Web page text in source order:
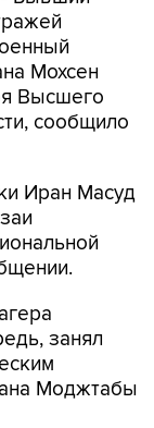
Мохсен
Высшего
сообщило
Иран Масуд
занял
Моджтабы